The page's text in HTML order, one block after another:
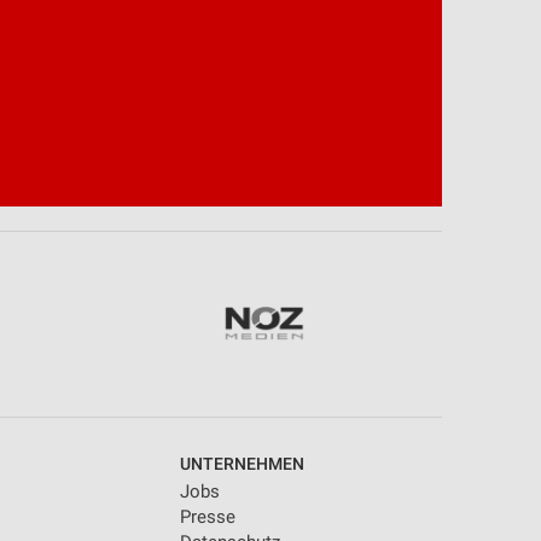
UNTERNEHMEN
Jobs
Presse